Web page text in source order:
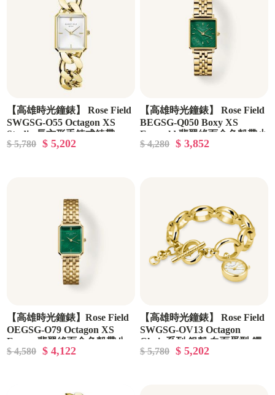
【高雄時光鐘錶】 Rose Field
SWGSG-O55 Octagon XS
Studio 長方形手鍊式錶帶
$ 5,780
$ 5,202
【高雄時光鐘錶】 Rose Field
BEGSG-Q050 Boxy XS
Emerald 翡翠綠面金色殼帶小
方形腕錶
$ 4,280 $ 3,852
【高雄時光鐘錶】Rose Field
OEGSG-O79 Octagon XS
Emera 翡翠綠面金色殼帶八
角切割方形
$ 4,580 $ 4,122
【高雄時光鐘錶】 Rose Field
SWGSG-OV13 Octagon
Chain系列 銀殼 白面蛋型 鐲
鍊腕錶
$ 5,780 $ 5,202